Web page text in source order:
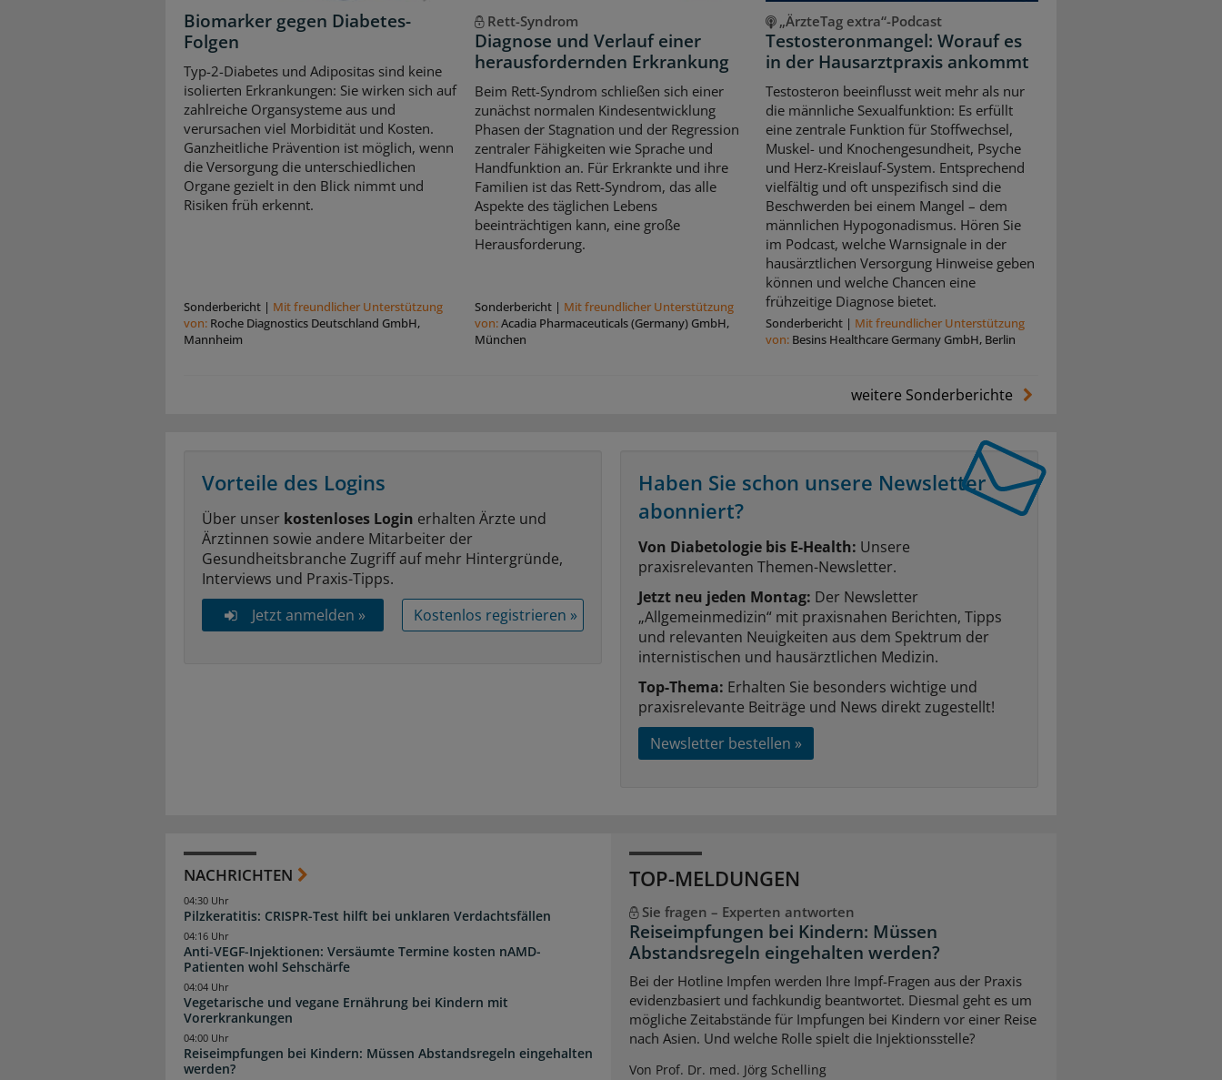
Biomarker gegen Diabetes-
Folgen
Typ-2-Diabetes und Adipositas sind keine
isolierten Erkrankungen: Sie wirken sich auf
zahlreiche Organsysteme aus und
verursachen viel Morbidität und Kosten.
Ganzheitliche Prävention ist möglich, wenn
die Versorgung die unterschiedlichen
Organe gezielt in den Blick nimmt und
Risiken früh erkennt.
Sonderbericht | Mit freundlicher Unterstützung
von: Roche Diagnostics Deutschland GmbH,
Mannheim
Rett-Syndrom
Diagnose und Verlauf einer
herausfordernden Erkrankung
Beim Rett-Syndrom schließen sich einer
zunächst normalen Kindesentwicklung
Phasen der Stagnation und der Regression
zentraler Fähigkeiten wie Sprache und
Handfunktion an. Für Erkrankte und ihre
Familien ist das Rett-Syndrom, das alle
Aspekte des täglichen Lebens
beeinträchtigen kann, eine große
Herausforderung.
Sonderbericht| Mit freundlicher Unterstützung
von:Acadia Pharmaceuticals (Germany) GmbH,
München
„ÄrzteTag extra“-Podcast
Testosteronmangel: Worauf es
in der Hausarztpraxis ankommt
Testosteron beeinflusst weit mehr als nur
die männliche Sexualfunktion: Es erfüllt
eine zentrale Funktion für Stoffwechsel,
Muskel- und Knochengesundheit, Psyche
und Herz-Kreislauf-System. Entsprechend
vielfältig und oft unspezifisch sind die
Beschwerden bei einem Mangel – dem
männlichen Hypogonadismus. Hören Sie
im Podcast, welche Warnsignale in der
hausärztlichen Versorgung Hinweise geben
können und welche Chancen eine
frühzeitige Diagnose bietet.
Sonderbericht| Mit freundlicher Unterstützung
von: Besins Healthcare Germany GmbH, Berlin
weitere Sonderberichte
Vorteile des Logins
Über unser kostenloses Login erhalten Ärzte und
Ärztinnen sowie andere Mitarbeiter der
Gesundheitsbranche Zugriff auf mehr Hintergründe,
Interviews und Praxis-Tipps.
Jetzt anmelden »
Kostenlos registrieren »
Haben Sie schon unsere Newsletter
abonniert?
Von Diabetologie bis E-Health: Unsere
praxisrelevanten Themen-Newsletter.
Jetzt neu jeden Montag: Der Newsletter
„Allgemeinmedizin“ mit praxisnahen Berichten, Tipps
und relevanten Neuigkeiten aus dem Spektrum der
internistischen und hausärztlichen Medizin.
Top-Thema: Erhalten Sie besonders wichtige und
praxisrelevante Beiträge und News direkt zugestellt!
Newsletter bestellen »
NACHRICHTEN
Pilzkeratitis: CRISPR-Test hilft bei unklaren Verdachtsfällen
04:30 Uhr
Anti-VEGF-Injektionen: Versäumte Termine kosten nAMD-
Patienten wohl Sehschärfe
04:16 Uhr
Vegetarische und vegane Ernährung bei Kindern mit
Vorerkrankungen
04:04 Uhr
Reiseimpfungen bei Kindern: Müssen Abstandsregeln eingehalten
werden?
04:00 Uhr
TOP-MELDUNGEN
Sie fragen – Experten antworten
Reiseimpfungen bei Kindern: Müssen
Abstandsregeln eingehalten werden?
Bei der Hotline Impfen werden Ihre Impf-Fragen aus der Praxis
evidenzbasiert und fachkundig beantwortet. Diesmal geht es um
mögliche Zeitabstände für Impfungen bei Kindern vor einer Reise
nach Asien. Und welche Rolle spielt die Injektionsstelle?
Von Prof. Dr. med. Jörg Schelling